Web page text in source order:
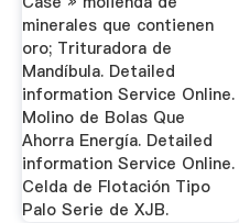
minerales que contienen
oro; Trituradora de
Mandíbula. Detailed
information Service Online.
Molino de Bolas Que
Ahorra Energía. Detailed
information Service Online.
Celda de Flotación Tipo
Palo Serie de XJB.